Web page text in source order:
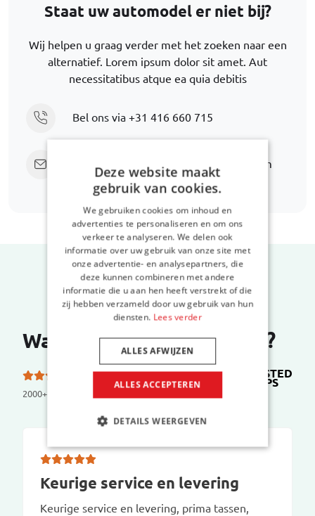
Staat uw automodel er niet bij?
Wij helpen u graag verder met het zoeken naar een
alternatief. Lorem ipsum dolor sit amet. Aut
necessitatibus atque ea quia debitis
Bel ons via +31 416 660 715
support@car-bags.com
Wat zeggen onze klanten?
2000+ reviews
5.0 van de 5 sterren
op
TRUSTED
SHOPS
Keurige service en levering
Keurige service en levering, prima tassen,
Deze website maakt
gebruik van cookies.
We gebruiken cookies om inhoud en
advertenties te personaliseren en om ons
verkeer te analyseren. We delen ook
informatie over uw gebruik van onze site met
onze advertentie- en analysepartners, die
deze kunnen combineren met andere
informatie die u aan hen heeft verstrekt of die
zij hebben verzameld door uw gebruik van hun
diensten. Lees verder
ALLES ACCEPTEREN
ALLES AFWIJZEN
DETAILS WEERGEVEN